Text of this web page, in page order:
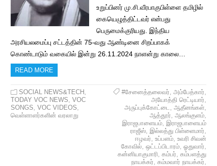
உறுப்பினர் மு.சி.வீரபாகுபிள்ளை தமிழில்
கையெழுத்திட்டவர் என்பது
பெருமைக்குரிய‌து. இந்திய
அரசியலமைப்பு சட்டத்தின் 75-வது ஆண்டினை சிறப்பாகக்
கொண்டாடும் வகையில் இன்று 26.11.2024 நாளன்று காலை…
READ MORE
SOCIAL NEWS&TECH ,
TODAY VOC NEWS,VOC
SONGS,VOC VIDEOS,
வெள்ளாளர்களின் வரலாறு
#சேனைத்தலைவர், அம்பேத்கார்,
அயோத்தி ரெட்டியார்,
அருப்புக்கோட்டை, ஆதீனங்கள்,
ஆத்தூர், ஆலங்குளம்,
இராஜபாளையம், இராஜபாளையம்
ராஜீஸ், இல்லத்து பிள்ளைமார்,
ஈழவர், உப்பளம், உவரி சிவன்
கோவில், ஒட்டப்பிடாரம், ஓதுவார்,
கன்னியாகுமாரி, கம்பர், கம்பளத்து
நாயக்கர், கம்மவார் நாயக்கர்,